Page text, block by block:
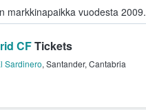
markkinapaikka vuodesta 2009.
ja myyvät lippuja
CFTickets
Sardinero, Santander, Cantabria